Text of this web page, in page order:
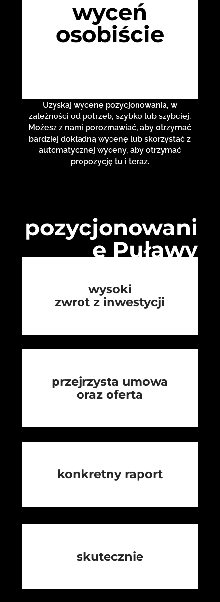
wyceń
osobiście
Uzyskaj wycenę pozycjonowania, w
zależności od potrzeb, szybko lub szybciej.
Możesz z nami porozmawiać, aby otrzymać
bardziej dokładną wycenę lub skorzystać z
automatycznej wyceny, aby otrzymać
propozycję tu i teraz.
pozycjonowani
e Puławy
wysoki
zwrot z inwestycji
przejrzysta umowa
oraz oferta
konkretny raport
skutecznie